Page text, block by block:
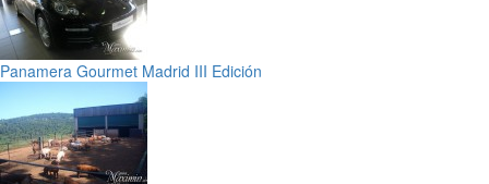
Panamera Gourmet Madrid III Edición